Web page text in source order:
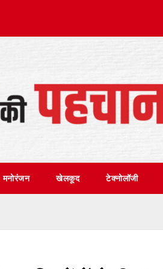
मनोरंजन खेलकूद टेक्नोलॉजी